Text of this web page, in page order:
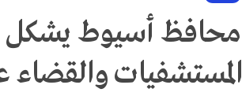
محافظ أسيوط يشكل
المستشفيات والقضاء